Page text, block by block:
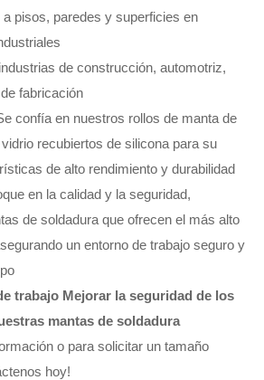
pisos, paredes y superficies en
de construcción, automotriz,
fabricación
confía en nuestros rollos de manta de
recubiertos de silicona para su
de alto rendimiento y durabilidad
en la calidad y la seguridad,
de soldadura que ofrecen el más alto
un entorno de trabajo seguro y
trabajo Mejorar la seguridad de los
mantas de soldadura
o para solicitar un tamaño
hoy!